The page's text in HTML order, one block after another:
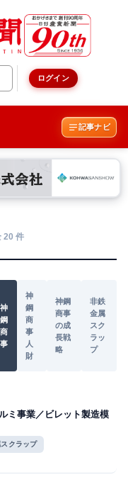
ログイン
記事ナビ
20 件
神
鋼
商
事
神
鋼
商
事
人
財
神鋼
商事
の成
長戦
略
非鉄
金属
スク
ラッ
プ
ミ事業／ビレット製造模
クラップ